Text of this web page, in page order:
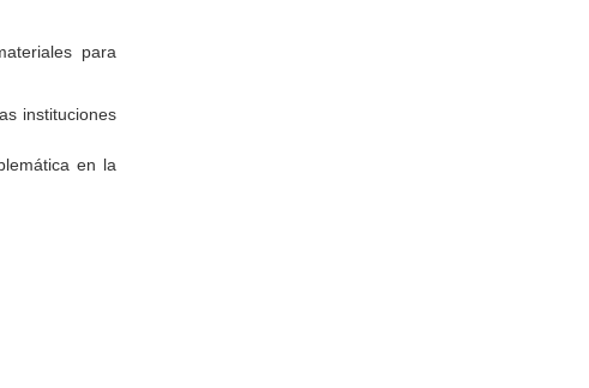
para
instituciones
en la